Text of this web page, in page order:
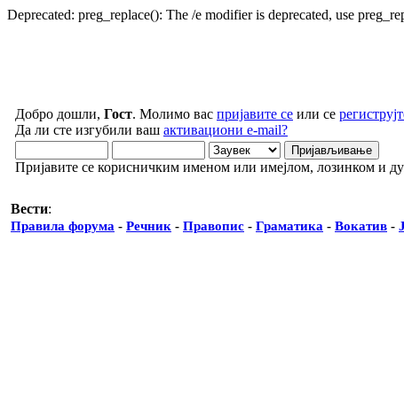
Deprecated: preg_replace(): The /e modifier is deprecated, use
Добро дошли, Гост. Молимо вас пријавите се или се
Да ли сте изгубили ваш активациони e-mail?
Пријавите се корисничким именом или имејлом, лозинком и
Вести:
Правила форума - Речник - Правопис - Граматика - Вокатив -